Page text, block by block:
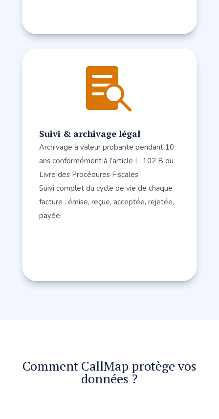

Suivi & archivage légal
Archivage à valeur probante pendant 10
ans conformément à l’article L. 102 B du
Livre des Procédures Fiscales.
Suivi complet du cycle de vie de chaque
facture : émise, reçue, acceptée, rejetée,
payée.
Comment CallMap protège vos
données ?